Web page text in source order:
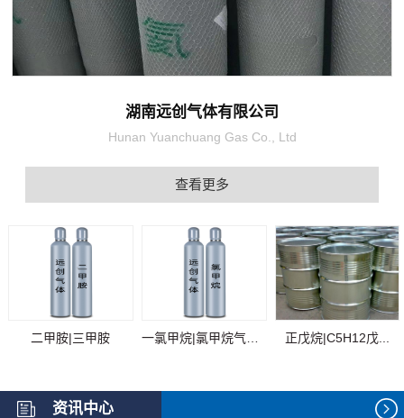
湖南远创气体有限公司
Hunan Yuanchuang Gas Co., Ltd
查看更多
二甲胺|三甲胺 正戊烷|C5H12戊...
资讯中心